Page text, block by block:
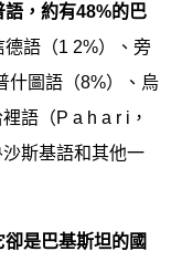
語，約有48%的巴
德語（1 2%）、旁
圖語（8%）、烏
語（P a h a r i，
斯基語和其他一
是巴基斯坦的國